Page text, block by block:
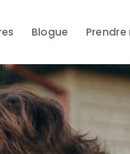
Blogue